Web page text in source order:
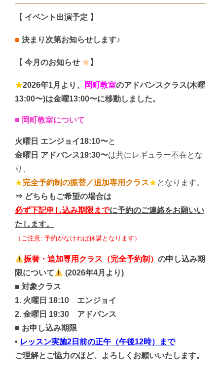
【 イベント出演予定 】
■ 決まり次第お知らせします♪
【 今月のお知らせ ★】
★2026年1月より、 岡町教室のアドバンスクラス(木曜
13:00〜)は金曜13:00〜に移動しました。
■ 岡町教室について
火曜日 エンジョイ18:10〜と
金曜日 アドバンス19:30〜は共にレギュラー不在とな
り、
★完全予約制の振替／追加専用クラス★となります。
⇒ どちらもご希望の場合は
必ず下記申し込み期限までに予約のご連絡をお願いい
たします。
（ご注意: 予約がなければ休講となります）
振替・追加専用クラス（完全予約制）の申し込み期
限について
(2026年4月より)
■ 対象クラス
1. 火曜日 18:10 エンジョイ
2. 金曜日 19:30 アドバンス
■ お申し込み期限
• レッスン実施2日前の正午（午後12時）まで
ご理解とご協力のほど、よろしくお願いいたします。